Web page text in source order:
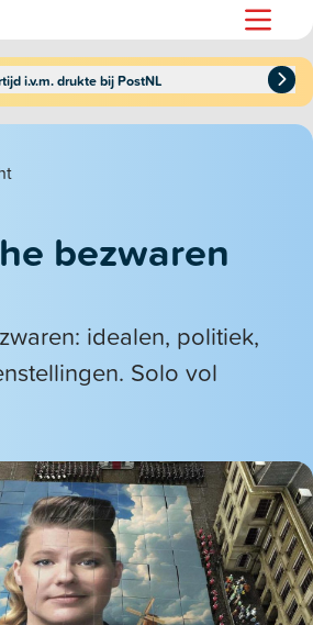
i.v.m. drukte bij PostNL
bezwaren
idealen, politiek,
Solo vol